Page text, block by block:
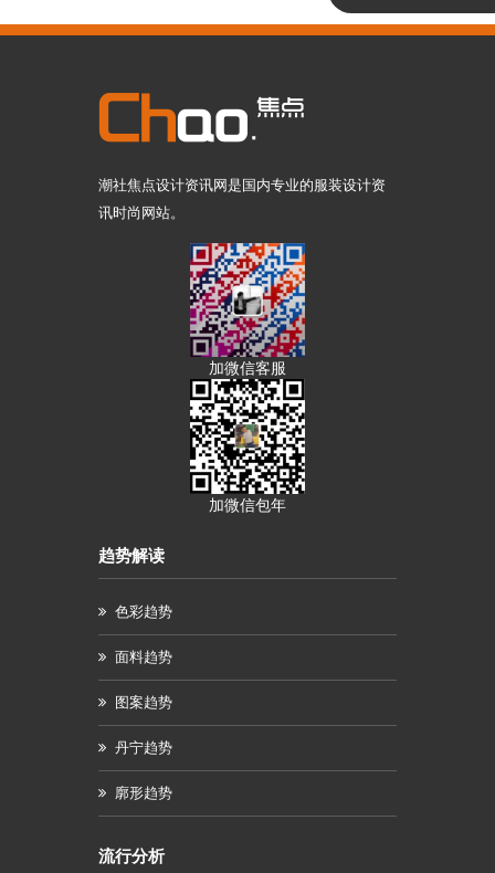
潮社焦点设计资讯网是国内专业的服装设计资
讯时尚网站。
加微信客服
加微信包年
趋势解读
色彩趋势
面料趋势
图案趋势
丹宁趋势
廓形趋势
流行分析